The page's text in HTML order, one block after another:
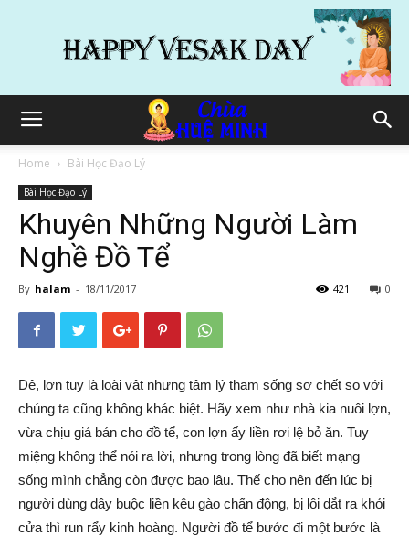
Home Bài Học Đạo Lý
Bài Học Đạo Lý
Khuyên Những Người Làm
Nghề Đồ Tể
By halam - 18/11/2017 0
421
Dê, lợn tuy là loài vật nhưng tâm lý tham sống sợ chết so với
chúng ta cũng không khác biệt. Hãy xem như nhà kia nuôi lợn,
vừa chịu giá bán cho đồ tể, con lợn ấy liền rơi lệ bỏ ăn. Tuy
miệng không thể nói ra lời, nhưng trong lòng đã biết mạng
sống mình chẳng còn được bao lâu. Thế cho nên đến lúc bị
người dùng dây buộc liền kêu gào chấn động, bị lôi dắt ra khỏi
cửa thì run rẩy kinh hoàng. Người đồ tể bước đi một bước là